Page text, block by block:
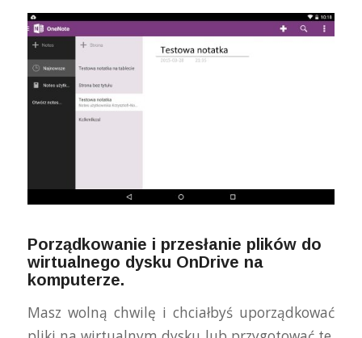
Porządkowanie i przesłanie plików do
wirtualnego dysku OnDrive na
komputerze.
Masz wolną chwilę i chciałbyś uporządkować